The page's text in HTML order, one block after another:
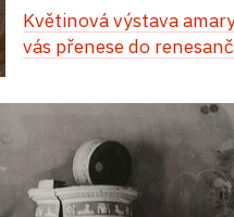
Květinová výstava
vás přenese do